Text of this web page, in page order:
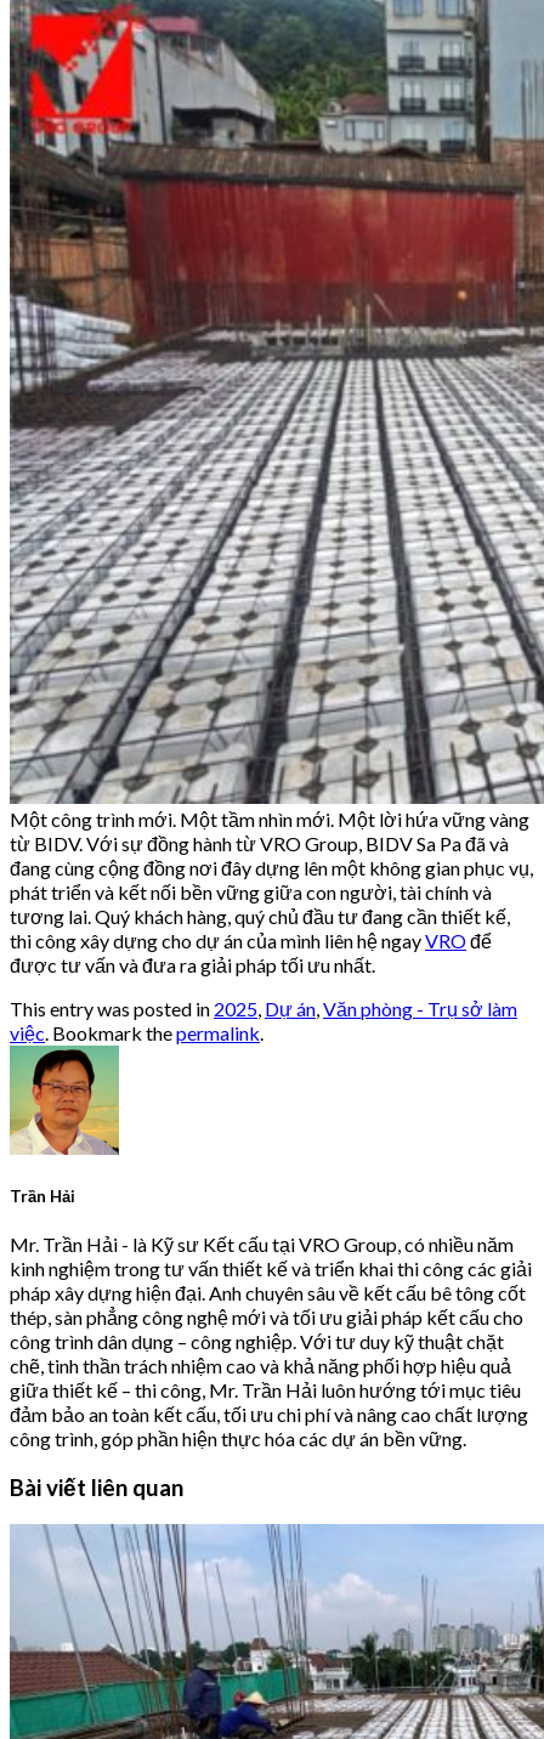
Một công trình mới. Một tầm nhìn mới. Một lời hứa vững vàng
từ BIDV. Với sự đồng hành từ VRO Group, BIDV Sa Pa đã và
đang cùng cộng đồng nơi đây dựng lên một không gian phục vụ,
phát triển và kết nối bền vững giữa con người, tài chính và
tương lai. Quý khách hàng, quý chủ đầu tư đang cần thiết kế,
thi công xây dựng cho dự án của mình liên hệ ngayVROđể
được tư vấn và đưa ra giải pháp tối ưu nhất.
This entry was posted in 2025, Dự án,Văn phòng - Trụ sở làm
việc. Bookmark thepermalink.
Trần Hải
Mr. Trần Hải - là Kỹ sư Kết cấu tại VRO Group, có nhiều năm
kinh nghiệm trong tư vấn thiết kế và triển khai thi công các giải
pháp xây dựng hiện đại. Anh chuyên sâu về kết cấu bê tông cốt
thép, sàn phẳng công nghệ mới và tối ưu giải pháp kết cấu cho
công trình dân dụng – công nghiệp. Với tư duy kỹ thuật chặt
chẽ, tinh thần trách nhiệm cao và khả năng phối hợp hiệu quả
giữa thiết kế – thi công, Mr. Trần Hải luôn hướng tới mục tiêu
đảm bảo an toàn kết cấu, tối ưu chi phí và nâng cao chất lượng
công trình, góp phần hiện thực hóa các dự án bền vững.
Bài viết liên quan